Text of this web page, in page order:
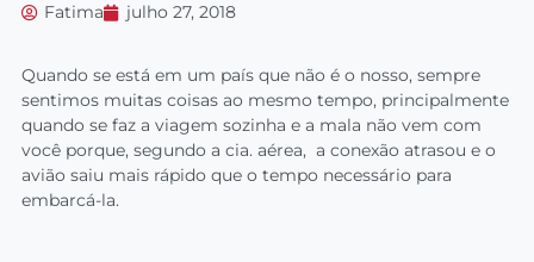
Fatima julho 27, 2018
Quando se está em um país que não é o nosso, sempre
sentimos muitas coisas ao mesmo tempo, principalmente
quando se faz a viagem sozinha e a mala não vem com
você porque, segundo a cia. aérea, a conexão atrasou e o
avião saiu mais rápido que o tempo necessário para
embarcá-la.